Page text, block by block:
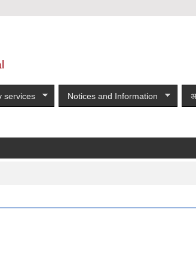
services Notices and Information